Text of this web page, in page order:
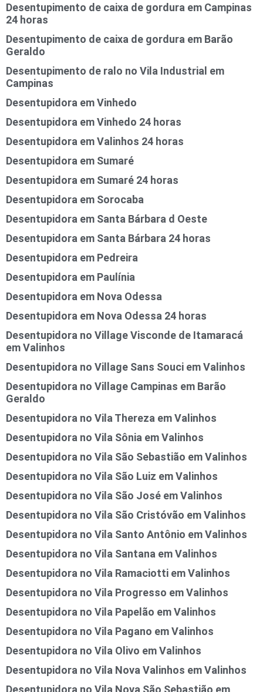
Desentupimento de caixa de gordura em Campinas
24 horas
Desentupimento de caixa de gordura em Barão
Geraldo
Desentupimento de ralo no Vila Industrial em
Campinas
Desentupidora em Vinhedo
Desentupidora em Vinhedo 24 horas
Desentupidora em Valinhos 24 horas
Desentupidora em Sumaré
Desentupidora em Sumaré 24 horas
Desentupidora em Sorocaba
Desentupidora em Santa Bárbara d Oeste
Desentupidora em Santa Bárbara 24 horas
Desentupidora em Pedreira
Desentupidora em Paulínia
Desentupidora em Nova Odessa
Desentupidora em Nova Odessa 24 horas
Desentupidora no Village Visconde de Itamaracá
em Valinhos
Desentupidora no Village Sans Souci em Valinhos
Desentupidora no Village Campinas em Barão
Geraldo
Desentupidora no Vila Thereza em Valinhos
Desentupidora no Vila Sônia em Valinhos
Desentupidora no Vila São Sebastião em Valinhos
Desentupidora no Vila São Luiz em Valinhos
Desentupidora no Vila São José em Valinhos
Desentupidora no Vila São Cristóvão em Valinhos
Desentupidora no Vila Santo Antônio em Valinhos
Desentupidora no Vila Santana em Valinhos
Desentupidora no Vila Ramaciotti em Valinhos
Desentupidora no Vila Progresso em Valinhos
Desentupidora no Vila Papelão em Valinhos
Desentupidora no Vila Pagano em Valinhos
Desentupidora no Vila Olivo em Valinhos
Desentupidora no Vila Nova Valinhos em Valinhos
Desentupidora no Vila Nova São Sebastião em